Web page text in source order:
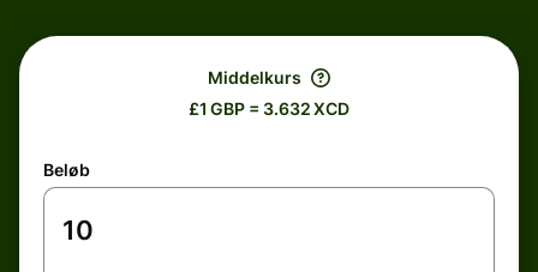
Middelkurs
£1 GBP = 3.632 XCD
Beløb